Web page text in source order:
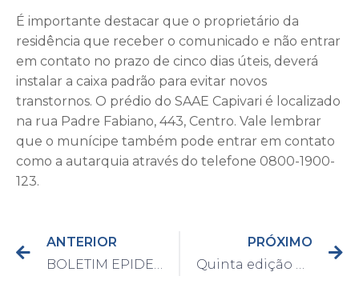
É importante destacar que o proprietário da
residência que receber o comunicado e não entrar
em contato no prazo de cinco dias úteis, deverá
instalar a caixa padrão para evitar novos
transtornos. O prédio do SAAE Capivari é localizado
na rua Padre Fabiano, 443, Centro. Vale lembrar
que o munícipe também pode entrar em contato
como a autarquia através do telefone 0800-1900-
123.
ANTERIOR
BOLETIM EPIDEMIOLÓGICO DO DIA 09/11/2021
PRÓXIMO
Quinta edição da Operação Lei e Ordem prende cinco pessoas no último final de semana